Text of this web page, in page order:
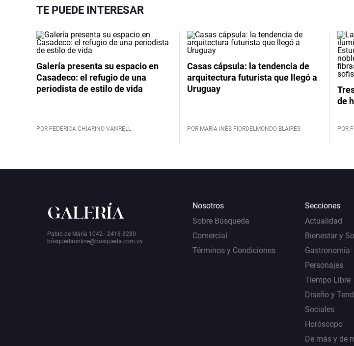
TE PUEDE INTERESAR
Galería presenta su espacio en
Casadeco: el refugio de una
periodista de estilo de vida
POR FEDERICA CHIARINO VANRELL
Casas cápsula: la tendencia de
arquitectura futurista que llegó a
Uruguay
POR MARÍA INÉS FIORDELMONDO BLAIRES
de
POR
Pablo de María 1042 - 2418 8280
búsquedaonline@busqueda.com.uy
Nosotros
Sobre Búsqueda
Comercial
Términos y Condiciones
Secciones
Actualidad
Bienestar y
Gastronomía
Personajes
Tiempo Libre
Diseño y
Sociales
Horóscopo
De más y de